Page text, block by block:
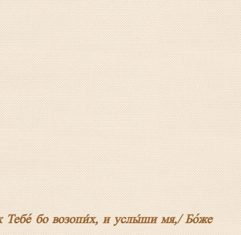
Тебе́ бо возопи́х, и услы́ши мя,/ Бо́же